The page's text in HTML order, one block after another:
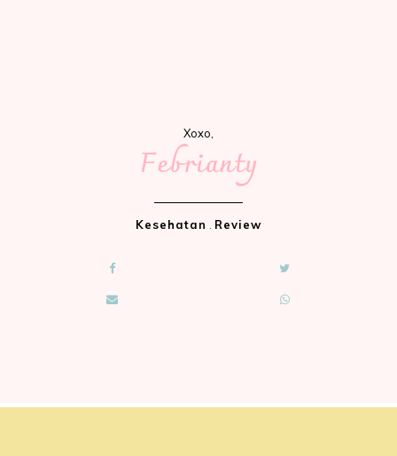
Xoxo,
Febrianty
Kesehatan Review